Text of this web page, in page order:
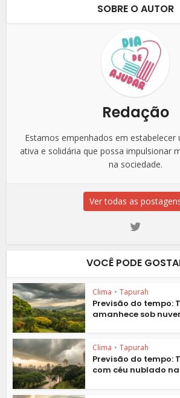
SOBRE O AUTOR
Redação
Estamos empenhados em estabelecer
ativa e solidária que possa impulsionar
na sociedade.
Ver todas as
VOCÊ PODE
Clima • Tapurah
Previsão do tempo:
amanhece sob
Clima • Tapurah
Previsão do tempo:
com céu nublado na